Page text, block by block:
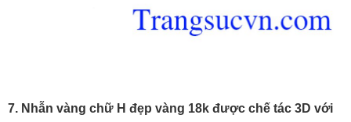
7. Nhẫn vàng chữ H đẹp vàng 18k được chế tác 3D với